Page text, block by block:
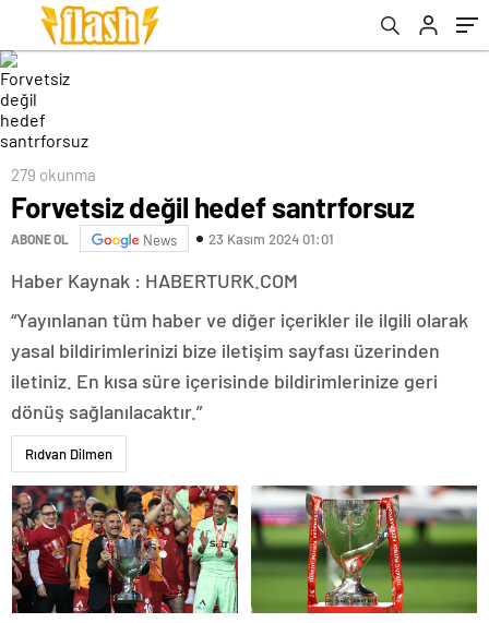
279 okunma
Forvetsiz değil hedef santrforsuz
ABONE OL News 23 Kasım 2024 01:01
Haber Kaynak : HABERTURK.COM
“Yayınlanan tüm haber ve diğer içerikler ile ilgili olarak
yasal bildirimlerinizi bize iletişim sayfası üzerinden
iletiniz. En kısa süre içerisinde bildirimlerinize geri
dönüş sağlanılacaktır.”
Rıdvan Dilmen